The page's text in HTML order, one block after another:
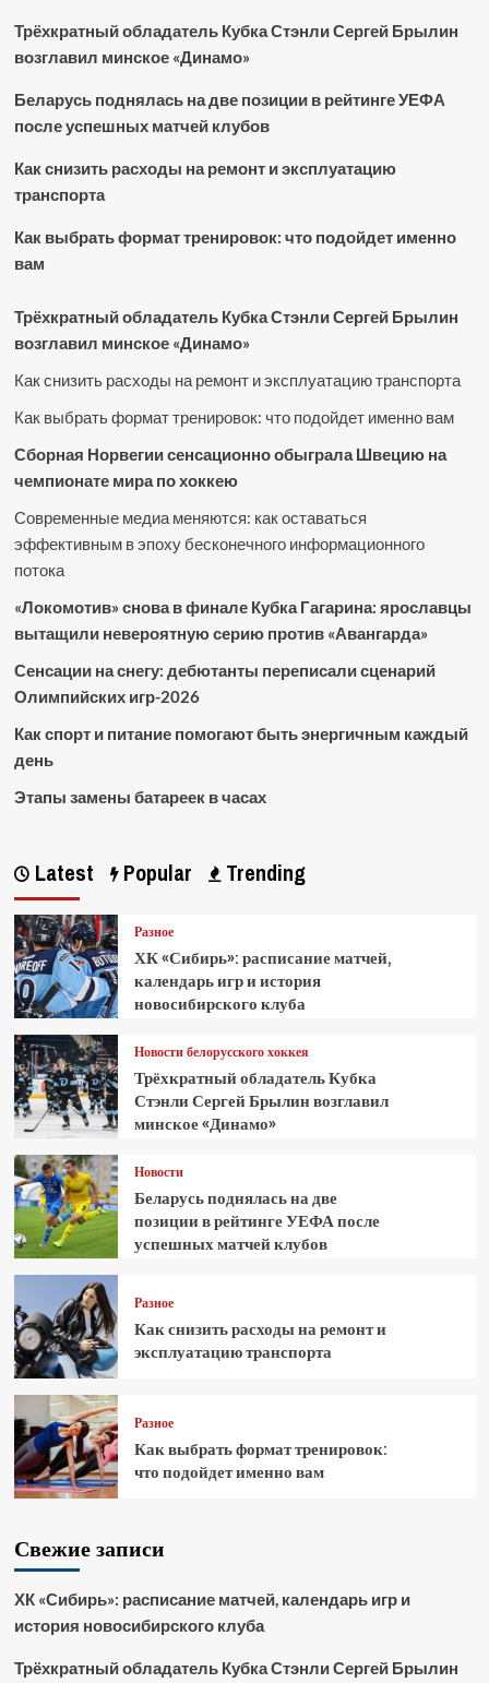
Трёхкратный обладатель Кубка Стэнли Сергей Брылин
возглавил минское «Динамо»
Беларусь поднялась на две позиции в рейтинге УЕФА
после успешных матчей клубов
Как снизить расходы на ремонт и эксплуатацию
транспорта
Как выбрать формат тренировок: что подойдет именно
вам
Трёхкратный обладатель Кубка Стэнли Сергей Брылин
возглавил минское «Динамо»
Как снизить расходы на ремонт и эксплуатацию транспорта
Как выбрать формат тренировок: что подойдет именно вам
Сборная Норвегии сенсационно обыграла Швецию на
чемпионате мира по хоккею
Современные медиа меняются: как оставаться
эффективным в эпоху бесконечного информационного
потока
«Локомотив» снова в финале Кубка Гагарина: ярославцы
вытащили невероятную серию против «Авангарда»
Сенсации на снегу: дебютанты переписали сценарий
Олимпийских игр-2026
Как спорт и питание помогают быть энергичным каждый
день
Этапы замены батареек в часах
Latest Popular Trending
Разное
ХК «Сибирь»: расписание матчей,
календарь игр и история
новосибирского клуба
Новости белорусского хоккея
Трёхкратный обладатель Кубка
Стэнли Сергей Брылин возглавил
минское «Динамо»
Новости
Беларусь поднялась на две
позиции в рейтинге УЕФА после
успешных матчей клубов
Разное
Как снизить расходы на ремонт и
эксплуатацию транспорта
Разное
Как выбрать формат тренировок:
что подойдет именно вам
Свежие записи
ХК «Сибирь»: расписание матчей, календарь игр и
история новосибирского клуба
Трёхкратный обладатель Кубка Стэнли Сергей Брылин